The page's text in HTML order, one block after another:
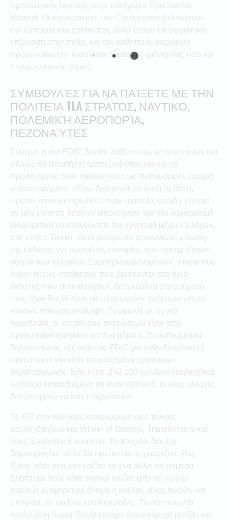
προσωπικής υγιεινής στην κατηγορία Προστασίας
Marriott. Οι πρωτοπόροι του Chi όχι μόνο βελτιώνουν
την εμπειρία του επισκέπτη, αλλά έχουν και σημαντική
επίδραση στην πόλη, και τον καθιστούν κορυφαία
προσωπικότητα τόσο στον τομέα της φιλοξενίας όσο και
στους τοπικούς τομείς.
ΣΥΜΒΟΥΛΈΣ ΓΙΑ ΝΑ ΠΑΊΞΕΤΕ ΜΕ ΤΗΝ
ΠΟΛΙΤΕΊΑ TLA ΣΤΡΑΤΌΣ, ΝΑΥΤΙΚΌ,
ΠΟΛΕΜΙΚΉ ΑΕΡΟΠΟΡΊΑ,
ΠΕΖΟΝΑΎΤΕΣ
Σήμερα, η νέα FDIC δεν θα λάβει αυτές τις απαιτήσεις και
απλώς θα απαιτήσει τραπεζικά στοιχεία για να
προσδιορίσει τους δικαιούχους ως πιστευόμενα χαλαρά
καταπιστεύματα. «Ενώ βρίσκεστε σε αυτή τη θέση,
πρέπει να επικεντρωθείτε στην τράπεζα, επειδή μπορεί
να μην είστε σε θέση να αποκτήσετε τον νέο λογαριασμό
διαφορετικά να ανανεώσετε την εγγραφή μέχρι να λήξει»,
σας είπε ο Tumin. Αυτό μπορεί να προκαλέσει μείωση
της έκθεσης για ορισμένες ευκαιρίες που προηγήθηκαν
αυτών των αλλαγών. Συμπεριλαμβανομένων, άτομα που
έχουν άδειες κατάθεσης που βρίσκονται στο όριο
έκθεσης που είναι συνήθως δεσμευμένα στα χρήματά
τους όταν δεν θέλουν να πληρώσουν πρόστιμο για να
κάνουν πρόωρη ανάληψη. Σύμφωνα με τη νέα
νομοθεσία, οι καταθέσεις πιστώσεων είναι στην
πραγματικότητα μόνο για ένα βήμα 1,25 εκατομμύρια
δολάρια εντός της έκθεσης FDIC για κάθε διαχειριστή
πιστώσεων για κάθε ασφαλισμένο οργανισμό
θεματοφυλακής. Εάν έχετε 250.100 δολάρια διαφορετικά
λιγότερα κατατεθειμένα σε έναν πιστωτή, οι νέες αλλαγές
δεν μπορούν να σας επηρεάσουν.
Το IGT έχει πολλούς καταχωρημένους τίτλους
κουλοχέρηδων και Wheel of Options, Transformers και
ίσως Superstar Excursion. Το παιχνίδι δεν έχει
δημιουργηθεί, αλλά θα πρέπει να το γνωρίζετε ήδη.
Έχετε πάει από ένα καζίνο σε ένα άλλο και σήμερα
βλέπουμε πώς κάθε τοπικό καζίνο μπορεί να έχει
εντελώς διαφορετικό όνομα ή σχέδια, είδος θυρών και
μπορείτε να παίξετε κουλοχέρηδες. Το νέο παιχνίδι
κουλοχέρη Super Beast εισάγει ένα υπέροχο μοτίβο της